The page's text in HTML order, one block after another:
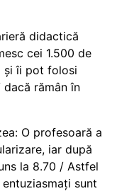
didactică
cei 1.500 de
și îi pot folosi
rămân în
O profesoară a
iar după
la 8.70 / Astfel
sunt